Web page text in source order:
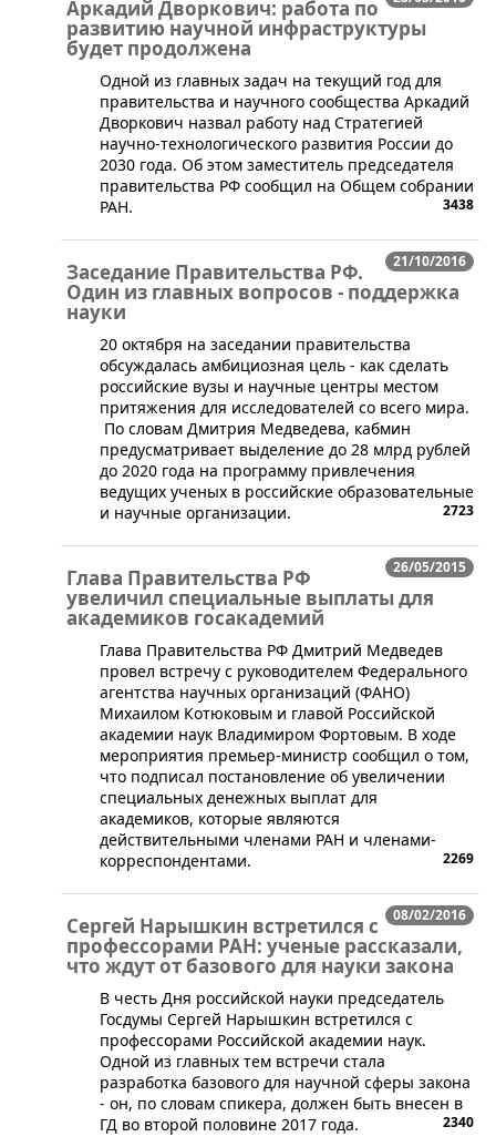
Аркадий Дворкович: работа по
развитию научной инфраструктуры
будет продолжена
Одной из главных задач на текущий год для
правительства и научного сообщества Аркадий
Дворкович назвал работу над Стратегией
научно-технологического развития России до
2030 года. Об этом заместитель председателя
правительства РФ сообщил на Общем собрании
РАН.
3438
21/10/2016
Заседание Правительства РФ.
Один из главных вопросов - поддержка
науки
20 октября на заседании правительства
обсуждалась амбициозная цель - как сделать
российские вузы и научные центры местом
притяжения для исследователей со всего мира.
По словам Дмитрия Медведева, кабмин
предусматривает выделение до 28 млрд рублей
до 2020 года на программу привлечения
ведущих ученых в российские образовательные
и научные организации.
2723
26/05/2015
Глава Правительства РФ
увеличил специальные выплаты для
академиков госакадемий
​Глава Правительства РФ Дмитрий Медведев
провел встречу с руководителем Федерального
агентства научных организаций (ФАНО)
Михаилом Котюковым и главой Российской
академии наук Владимиром Фортовым. В ходе
мероприятия премьер-министр сообщил о том,
что подписал постановление об увеличении
специальных денежных выплат для
академиков, которые являются
действительными членами РАН и членами-
корреспондентами.
2269
08/02/2016
Сергей Нарышкин встретился с
профессорами РАН: ученые рассказали,
что ждут от базового для науки закона
В честь Дня российской науки председатель
Госдумы Сергей Нарышкин встретился с
профессорами Российской академии наук.
Одной из главных тем встречи стала
разработка базового для научной сферы закона
- он, по словам спикера, должен быть внесен в
ГД во второй половине 2017 года.
2340